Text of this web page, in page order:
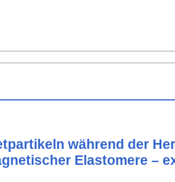
während der
Elastomere –